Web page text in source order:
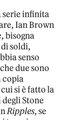
serie infinita
Ian Brown
bisogna
soldi,
senso
due sono
copia
si è fatto la
Stone
Ripples, se